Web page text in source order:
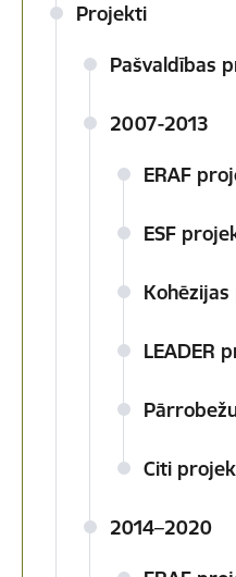
Projekti
Pašvaldības
2007-2013
ERAF
ESF
LEADER
Citi
2014–2020